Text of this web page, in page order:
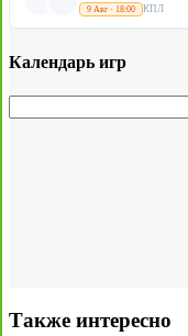
9 Авг · 18:00 КПЛ
Календарь игр
Также интересно